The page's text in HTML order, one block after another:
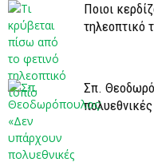
Ποιοι
τηλεοπτικό
Σπ.